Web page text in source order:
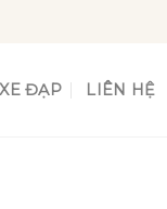
ĐẠP LIÊN HỆ